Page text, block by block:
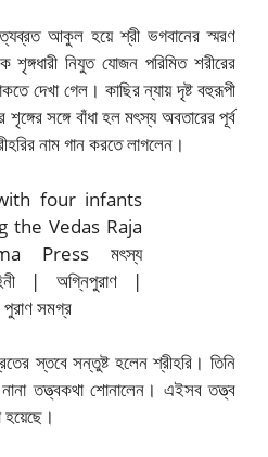
আকুল হয়ে শ্রী ভগবানের স্মরণ
নিযুত যোজন পরিমিত শরীরের
দেখা গেল। কাছির ন্যায় দৃষ্ট বহুরূপী
সঙ্গে বাঁধা হল মৎস্য অবতারের পূর্ব
নাম গান করতে লাগলেন।
স্তবে সন্তুষ্ট হলেন শ্রীহরি। তিনি
তত্ত্বকথা শোনালেন। এইসব তত্ত্ব
হয়েছে।